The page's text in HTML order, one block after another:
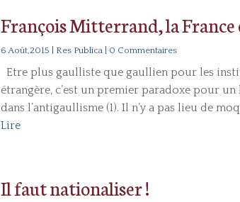
François Mitterrand, la France
6 Août,2015 Res Publica | 0 Commentaires
Etre plus gaulliste que gaullien pour les
étrangère, c’est un premier paradoxe pour
dans l’antigaullisme (1). Il n’y a pas lieu de
Lire
Il faut nationaliser !